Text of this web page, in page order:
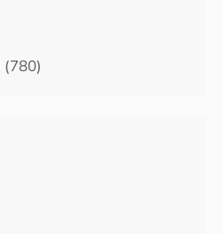
(780)